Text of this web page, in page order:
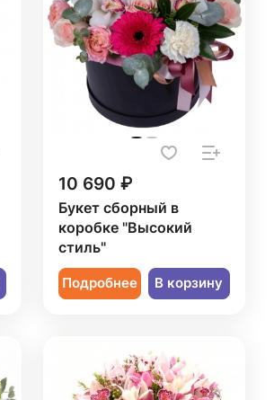
10 690 ₽
Букет сборный в
коробке "Высокий
стиль"
Подробнее В корзину